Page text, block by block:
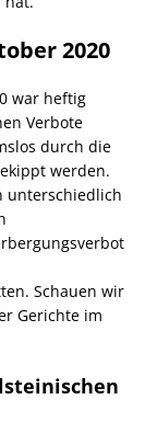
2020
war heftig
Verbote
durch die
werden.
unterschiedlich
Schauen wir
Gerichte im